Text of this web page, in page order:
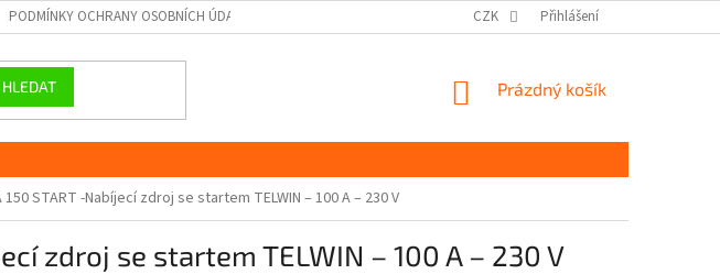
PODMÍNKY OCHRANY OSOBNÍCH ÚDAJŮ GDPR CZK Přihlášení
HLEDAT
NÁKUPNÍ
Prázdný košík
150 START -Nabíjecí zdroj se startem TELWIN – 100 A – 230 V
zdroj se startem TELWIN – 100 A – 230 V